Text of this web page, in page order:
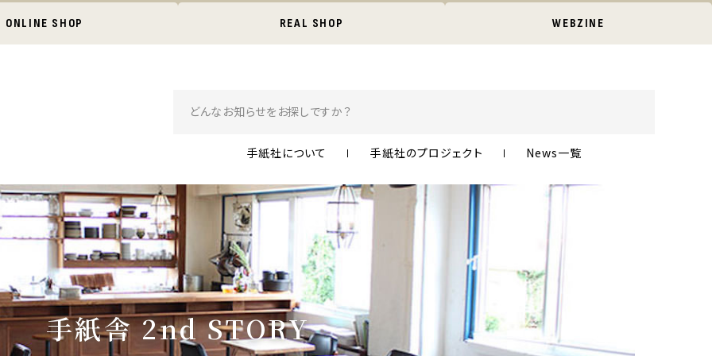
ONLINE SHOP REAL SHOP WEBZINE
手紙社について 手紙社のプロジェクト News一覧
手紙舎 2nd STORY